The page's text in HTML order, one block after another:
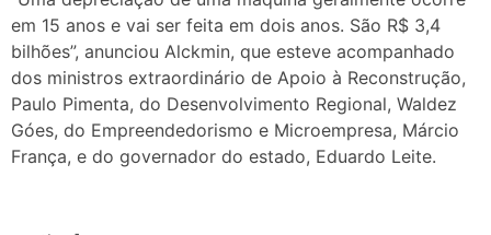
em 15 anos e vai ser feita em dois anos. São R$ 3,4
bilhões”, anunciou Alckmin, que esteve acompanhado
dos ministros extraordinário de Apoio à Reconstrução,
Paulo Pimenta, do Desenvolvimento Regional, Waldez
Góes, do Empreendedorismo e Microempresa, Márcio
França, e do governador do estado, Eduardo Leite.